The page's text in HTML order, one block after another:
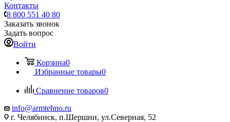
Контакты
8 800 551 40 80
Заказать звонок
Задать вопрос
Войти
Корзина0
Избранные товары0
Сравнение товаров0
info@armtehno.ru
г. Челябинск, п.Шершни, ул.Северная, 52